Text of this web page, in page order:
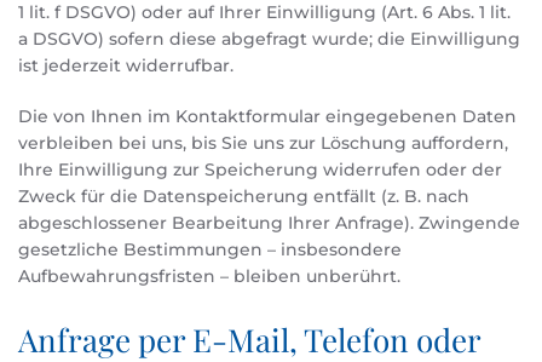
1 lit. f DSGVO) oder auf Ihrer Einwilligung (Art. 6 Abs. 1 lit.
a DSGVO) sofern diese abgefragt wurde; die Einwilligung
ist jederzeit widerrufbar.
Die von Ihnen im Kontaktformular eingegebenen Daten
verbleiben bei uns, bis Sie uns zur Löschung auffordern,
Ihre Einwilligung zur Speicherung widerrufen oder der
Zweck für die Datenspeicherung entfällt (z. B. nach
abgeschlossener Bearbeitung Ihrer Anfrage). Zwingende
gesetzliche Bestimmungen – insbesondere
Aufbewahrungsfristen – bleiben unberührt.
Anfrage per E-Mail, Telefon oder